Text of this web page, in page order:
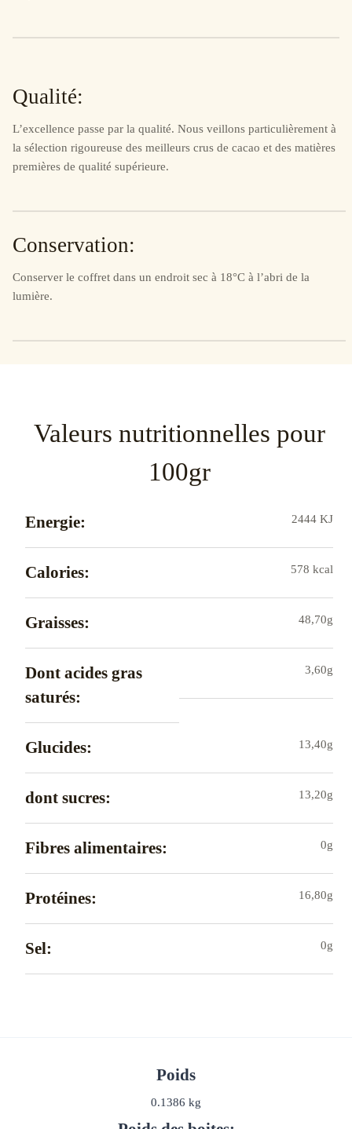
Qualité:
L’excellence passe par la qualité. Nous veillons particulièrement à
la sélection rigoureuse des meilleurs crus de cacao et des matières
premières de qualité supérieure.
Conservation:
Conserver le coffret dans un endroit sec à 18°C à l’abri de la
lumière.
Valeurs nutritionnelles pour
100gr
Energie: 2444 KJ
Calories: 578 kcal
Graisses: 48,70g
Dont acides gras
saturés:
3,60g
Glucides: 13,40g
dont sucres: 13,20g
Fibres alimentaires: 0g
Protéines: 16,80g
Sel: 0g
Poids
0.1386 kg